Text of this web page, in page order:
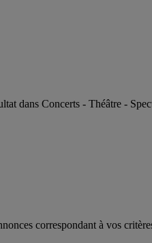
dans Concerts - Théâtre -
correspondant à vos